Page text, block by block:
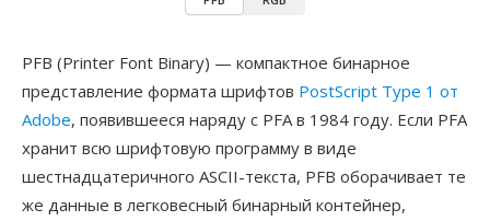
PFB (Printer Font Binary) — компактное бинарное
представление формата шрифтов PostScript Type 1 от
Adobe, появившееся наряду с PFA в 1984 году. Если PFA
хранит всю шрифтовую программу в виде
шестнадцатеричного ASCII-текста, PFB оборачивает те
же данные в легковесный бинарный контейнер,